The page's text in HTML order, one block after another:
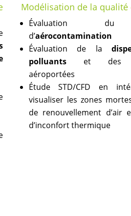
Modélisation de la qualité
Évaluation du
d’aérocontamination
Évaluation de la
polluantset des
aéroportées
Étude STD/CFD en
visualiser les zones
de renouvellement d’air
d’inconfort thermique